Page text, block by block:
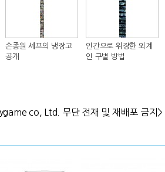
손종원 셰프의 냉장고
공개
인간으로 위장한 외계
인 구별 방법
co, Ltd. 무단 전재 및 재배포 금지>